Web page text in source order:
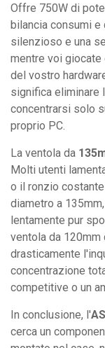
Offre 750W di
bilancia consumi
silenzioso e una
mentre voi giocate
del vostro
significa eliminare
concentrarsi solo
proprio PC.
La ventola da
Molti utenti
o il ronzio
diametro a
lentamente pur
ventola da 120mm
drasticamente
concentrazione
competitive o un
In conclusione, l'
cerca un